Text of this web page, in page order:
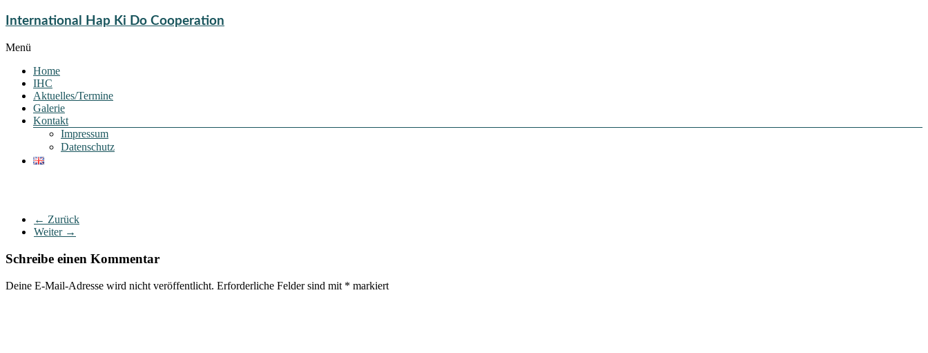
International Hap Ki Do Cooperation
Menü
Home
IHC
Aktuelles/Termine
Galerie
Kontakt
Impressum
Datenschutz
← Zurück
Weiter →
Schreibe einen Kommentar
Deine E-Mail-Adresse wird nicht veröffentlicht. Erforderliche Felder sind mit * markiert